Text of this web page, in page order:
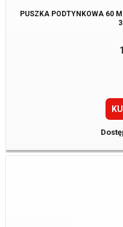
PUSZKA PODTYNKOWA 60